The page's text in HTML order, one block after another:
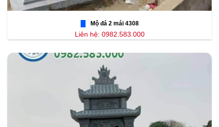
Mộ đá 2 mái 4308
Liên hệ: 0982.583.000